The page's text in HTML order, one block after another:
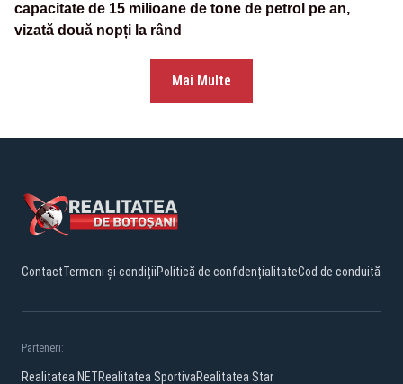
capacitate de 15 milioane de tone de petrol pe an,
vizată două nopți la rând
Mai Multe
ContactTermeni și condițiiPolitică de confidențialitateCod de conduită
Parteneri:
Realitatea.NETRealitatea SportivaRealitatea Star